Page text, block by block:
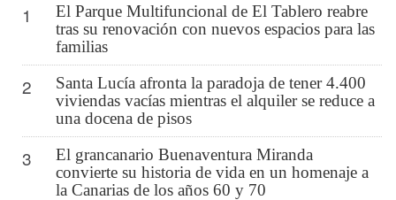
1
El Parque Multifuncional de El Tablero reabre
tras su renovación con nuevos espacios para las
familias
2
Santa Lucía afronta la paradoja de tener 4.400
viviendas vacías mientras el alquiler se reduce a
una docena de pisos
3
El grancanario Buenaventura Miranda
convierte su historia de vida en un homenaje a
la Canarias de los años 60 y 70